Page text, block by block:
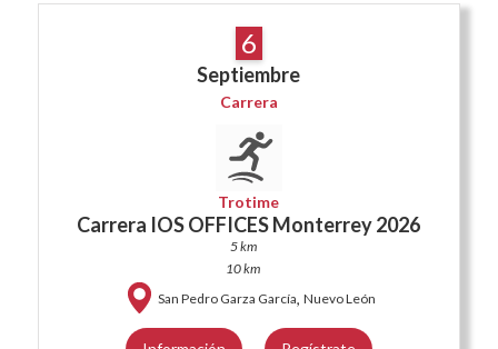
6
Septiembre
Carrera
Trotime
Carrera IOS OFFICES Monterrey 2026
5 km
10 km
San Pedro Garza García, Nuevo León